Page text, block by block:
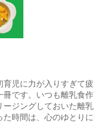
児に力が入りすぎて疲
冊です。いつも離乳食作
ージングしておいた離乳
時間は、心のゆとりに